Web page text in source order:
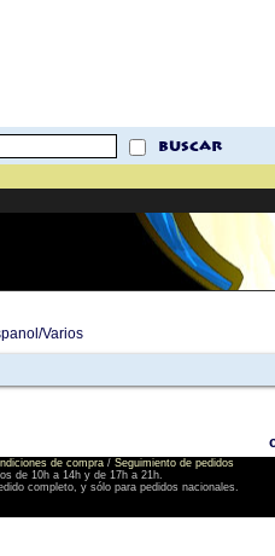
buscar
Varios
de compra / Seguimiento de pedidos
de 10h a 14h y de 17h a 21h.
completo, y sólo para pedidos nacionales.